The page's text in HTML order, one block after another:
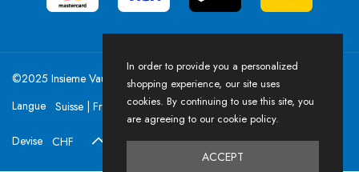
©2025 Insieme Vaud / Powered by HICASS
Langue
Devise
In order to provide you a personalized
shopping experience, our site uses
cookies. By continuing to use this site, you
are agreeing to our cookie policy.
ACCEPT